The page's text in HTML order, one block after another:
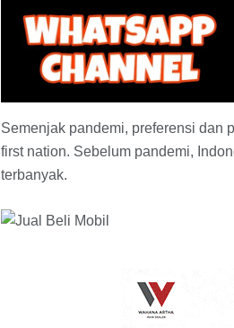
Semenjak pandemi, preferensi dan
first nation. Sebelum pandemi,
terbanyak.